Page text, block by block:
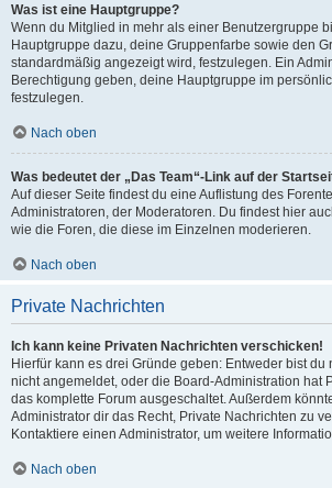
Was ist eine Hauptgruppe?
Wenn du Mitglied in mehr als einer Benutzergruppe
Hauptgruppe dazu, deine Gruppenfarbe sowie den
standardmäßig angezeigt wird, festzulegen. Ein
Berechtigung geben, deine Hauptgruppe im
festzulegen.
Nach oben
Was bedeutet der „Das Team“-Link auf der
Auf dieser Seite findest du eine Auflistung des
Administratoren, der Moderatoren. Du findest hier
wie die Foren, die diese im Einzelnen moderieren.
Nach oben
Private Nachrichten
Ich kann keine Privaten Nachrichten verschicken!
Hierfür kann es drei Gründe geben: Entweder bist du
nicht angemeldet, oder die Board-Administration hat
das komplette Forum ausgeschaltet. Außerdem
Administrator dir das Recht, Private Nachrichten zu
Kontaktiere einen Administrator, um weitere
Nach oben